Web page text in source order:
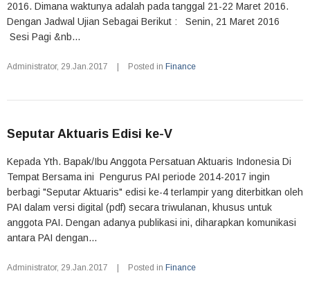
2016. Dimana waktunya adalah pada tanggal 21-22 Maret 2016.
Dengan Jadwal Ujian Sebagai Berikut : Senin, 21 Maret 2016
Sesi Pagi &nb...
Administrator, 29.Jan.2017 Posted in Finance
Seputar Aktuaris Edisi ke-V
Kepada Yth. Bapak/Ibu Anggota Persatuan Aktuaris Indonesia Di
Tempat Bersama ini Pengurus PAI periode 2014-2017 ingin
berbagi "Seputar Aktuaris" edisi ke-4 terlampir yang diterbitkan oleh
PAI dalam versi digital (pdf) secara triwulanan, khusus untuk
anggota PAI. Dengan adanya publikasi ini, diharapkan komunikasi
antara PAI dengan...
Administrator, 29.Jan.2017 Posted in Finance